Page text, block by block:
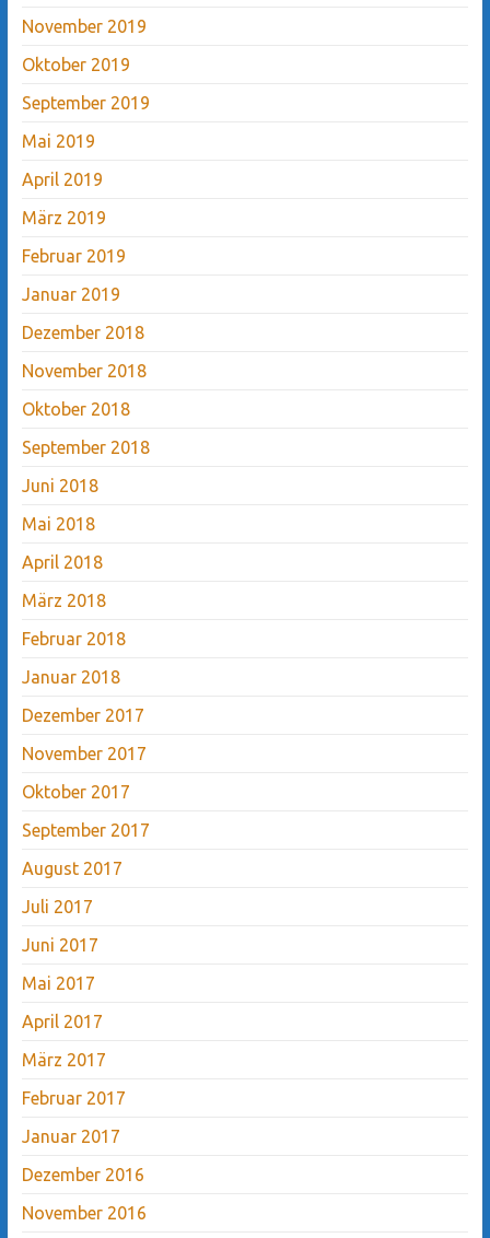
November 2019
Oktober 2019
September 2019
Mai 2019
April 2019
März 2019
Februar 2019
Januar 2019
Dezember 2018
November 2018
Oktober 2018
September 2018
Juni 2018
Mai 2018
April 2018
März 2018
Februar 2018
Januar 2018
Dezember 2017
November 2017
Oktober 2017
September 2017
August 2017
Juli 2017
Juni 2017
Mai 2017
April 2017
März 2017
Februar 2017
Januar 2017
Dezember 2016
November 2016